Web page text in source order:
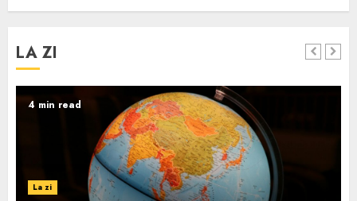
LA ZI
4 min read
La zi